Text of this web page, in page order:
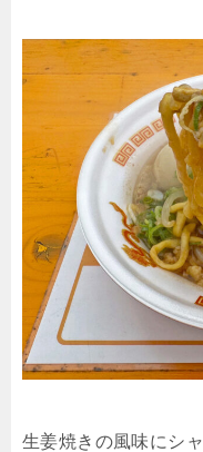
生姜焼きの風味にシ